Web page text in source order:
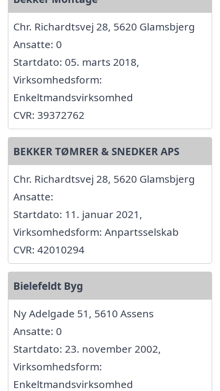
Chr. Richardtsvej 28, 5620 Glamsbjerg
Ansatte: 0
Startdato: 05. marts 2018,
Virksomhedsform:
Enkeltmandsvirksomhed
CVR: 39372762
BEKKER TØMRER & SNEDKER APS
Chr. Richardtsvej 28, 5620 Glamsbjerg
Ansatte:
Startdato: 11. januar 2021,
Virksomhedsform: Anpartsselskab
CVR: 42010294
Bielefeldt Byg
Ny Adelgade 51, 5610 Assens
Ansatte: 0
Startdato: 23. november 2002,
Virksomhedsform:
Enkeltmandsvirksomhed